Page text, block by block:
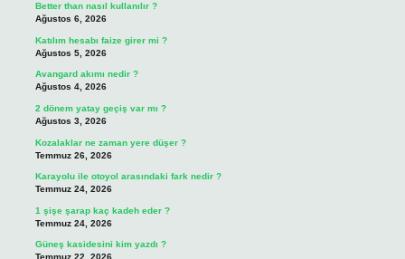
Better than nasıl kullanılır ?
Ağustos 6, 2026
Katılım hesabı faize girer mi ?
Ağustos 5, 2026
Avangard akımı nedir ?
Ağustos 4, 2026
2 dönem yatay geçiş var mı ?
Ağustos 3, 2026
Kozalaklar ne zaman yere düşer ?
Temmuz 26, 2026
Karayolu ile otoyol arasındaki fark nedir ?
Temmuz 24, 2026
1 şişe şarap kaç kadeh eder ?
Temmuz 24, 2026
Güneş kasidesini kim yazdı ?